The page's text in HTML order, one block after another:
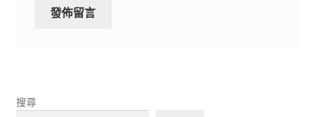
搜尋